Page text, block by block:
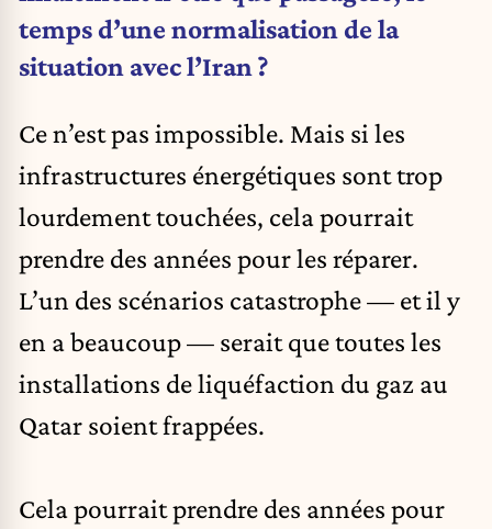
temps d’une normalisation de la
situation avec l’Iran ?
Ce n’est pas impossible. Mais si les
infrastructures énergétiques sont trop
lourdement touchées, cela pourrait
prendre des années pour les réparer.
L’un des scénarios catastrophe — et il y
en a beaucoup — serait que toutes les
installations de liquéfaction du gaz au
Qatar soient frappées.
Cela pourrait prendre des années pour